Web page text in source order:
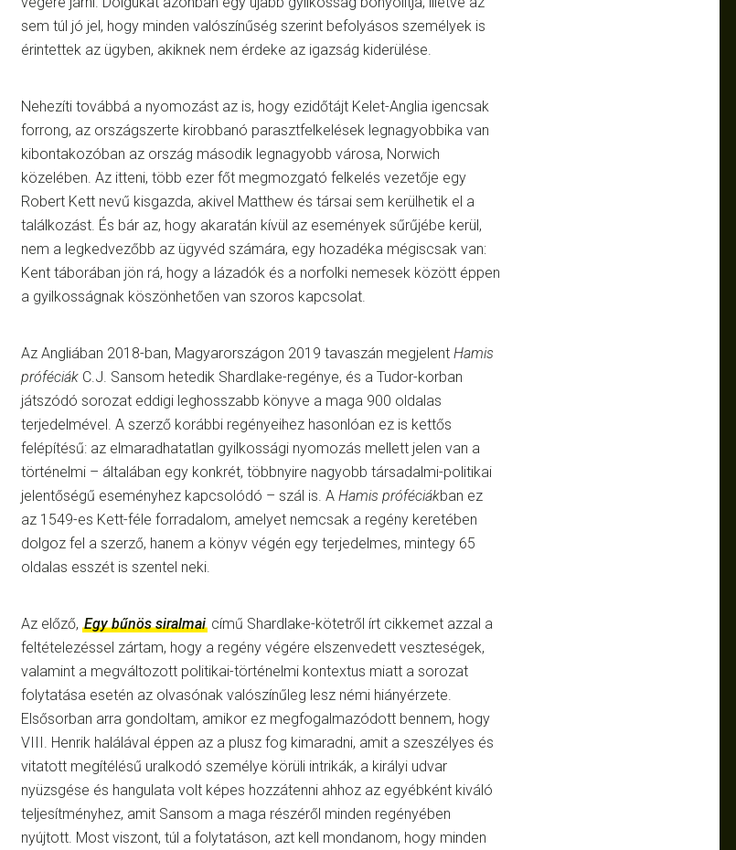
sem túl jó jel, hogy minden valószínűség szerint befolyásos személyek is
érintettek az ügyben, akiknek nem érdeke az igazság kiderülése.
Nehezíti továbbá a nyomozást az is, hogy ezidőtájt Kelet-Anglia igencsak
forrong, az országszerte kirobbanó parasztfelkelések legnagyobbika van
kibontakozóban az ország második legnagyobb városa, Norwich
közelében. Az itteni, több ezer főt megmozgató felkelés vezetője egy
Robert Kett nevű kisgazda, akivel Matthew és társai sem kerülhetik el a
találkozást. És bár az, hogy akaratán kívül az események sűrűjébe kerül,
nem a legkedvezőbb az ügyvéd számára, egy hozadéka mégiscsak van:
Kent táborában jön rá, hogy a lázadók és a norfolki nemesek között éppen
a gyilkosságnak köszönhetően van szoros kapcsolat.
Az Angliában 2018-ban, Magyarországon 2019 tavaszán megjelent Hamis
próféciák C.J. Sansom hetedik Shardlake-regénye, és a Tudor-korban
játszódó sorozat eddigi leghosszabb könyve a maga 900 oldalas
terjedelmével. A szerző korábbi regényeihez hasonlóan ez is kettős
felépítésű: az elmaradhatatlan gyilkossági nyomozás mellett jelen van a
történelmi – általában egy konkrét, többnyire nagyobb társadalmi-politikai
jelentőségű eseményhez kapcsolódó – szál is. A Hamis próféciákban ez
az 1549-es Kett-féle forradalom, amelyet nemcsak a regény keretében
dolgoz fel a szerző, hanem a könyv végén egy terjedelmes, mintegy 65
oldalas esszét is szentel neki.
Az előző, Egy bűnös siralmai című Shardlake-kötetről írt cikkemet azzal a
feltételezéssel zártam, hogy a regény végére elszenvedett veszteségek,
valamint a megváltozott politikai-történelmi kontextus miatt a sorozat
folytatása esetén az olvasónak valószínűleg lesz némi hiányérzete.
Elsősorban arra gondoltam, amikor ez megfogalmazódott bennem, hogy
VIII. Henrik halálával éppen az a plusz fog kimaradni, amit a szeszélyes és
vitatott megítélésű uralkodó személye körüli intrikák, a királyi udvar
nyüzsgése és hangulata volt képes hozzátenni ahhoz az egyébként kiváló
teljesítményhez, amit Sansom a maga részéről minden regényében
nyújtott. Most viszont, túl a folytatáson, azt kell mondanom, hogy minden